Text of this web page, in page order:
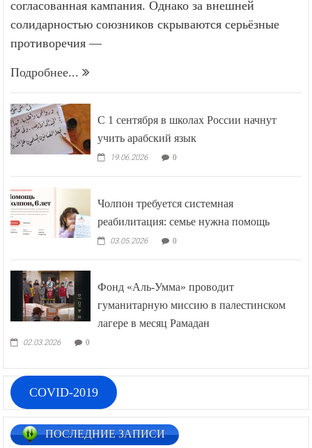
согласованная кампания. Однако за внешней
солидарностью союзников скрываются серьёзные
противоречия —
Подробнее...
С 1 сентября в школах России начнут
учить арабский язык
19.06.2026 0
Чолпон требуется системная
реабилитация: семье нужна помощь
03.05.2026 0
Фонд «Аль-Умма» проводит
гуманитарную миссию в палестинском
лагере в месяц Рамадан
02.03.2026 0
COVID-2019
ПОСЛЕДНИЕ ЗАПИСИ